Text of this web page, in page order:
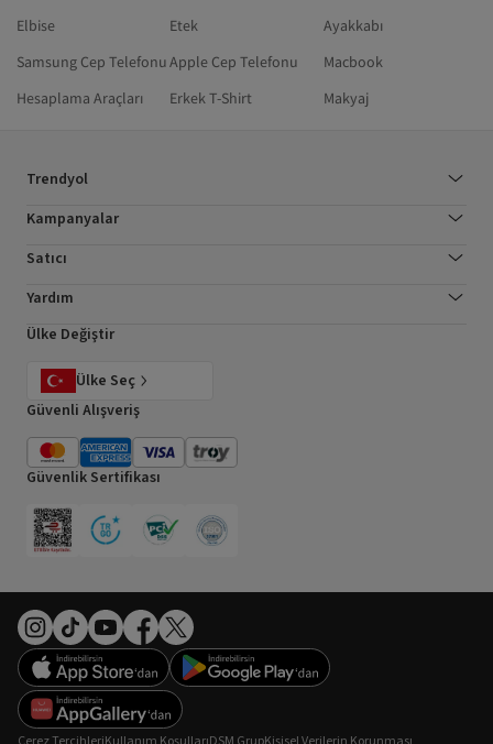
Elbise
Etek
Ayakkabı
Samsung Cep TelefonuApple Cep Telefonu
Macbook
Hesaplama Araçları
Erkek T-Shirt Makyaj
Trendyol
Kampanyalar
Satıcı
Yardım
Ülke Değiştir
Ülke Seç
Güvenli Alışveriş
Güvenlik Sertifikası